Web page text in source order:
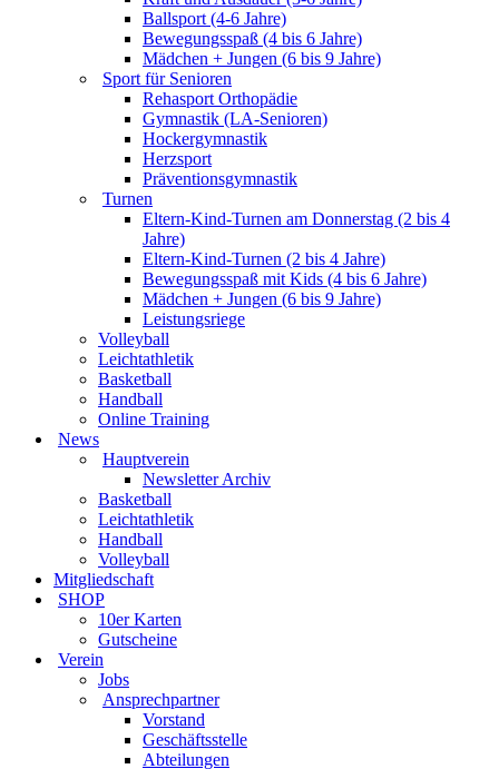
Ballsport (4-6 Jahre)
Bewegungsspaß (4 bis 6 Jahre)
Mädchen + Jungen (6 bis 9 Jahre)
Sport für Senioren
Rehasport Orthopädie
Gymnastik (LA-Senioren)
Hockergymnastik
Herzsport
Präventionsgymnastik
Turnen
Eltern-Kind-Turnen am Donnerstag (2 bis 4
Jahre)
Eltern-Kind-Turnen (2 bis 4 Jahre)
Bewegungsspaß mit Kids (4 bis 6 Jahre)
Mädchen + Jungen (6 bis 9 Jahre)
Leistungsriege
Volleyball
Leichtathletik
Basketball
Handball
Online Training
News
Hauptverein
Newsletter Archiv
Basketball
Leichtathletik
Handball
Volleyball
Mitgliedschaft
SHOP
10er Karten
Gutscheine
Verein
Jobs
Ansprechpartner
Vorstand
Geschäftsstelle
Abteilungen